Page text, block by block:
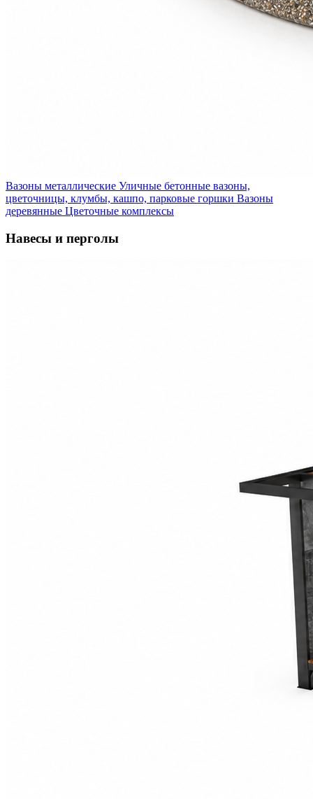
Вазоны металлические Уличные бетонные вазоны,
цветочницы, клумбы, кашпо, парковые горшки Вазоны
деревянные Цветочные комплексы
Навесы и перголы